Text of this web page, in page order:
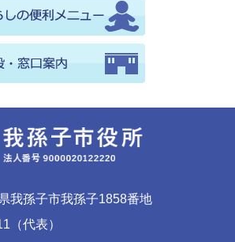
我孫子市我孫子1858番地
（代表）